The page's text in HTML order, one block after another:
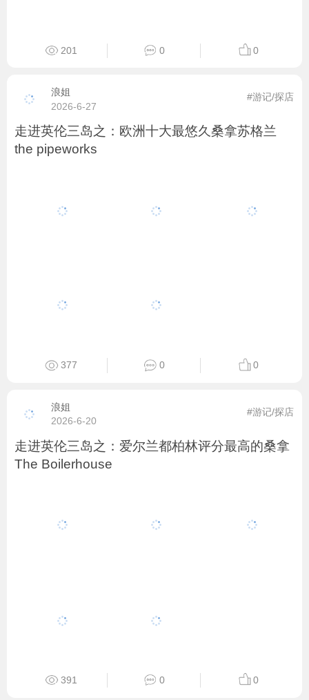
201 0 0
浪姐
2026-6-27
#游记/探店
走进英伦三岛之：欧洲十大最悠久桑拿苏格兰
the pipeworks
377 0 0
浪姐
2026-6-20
#游记/探店
走进英伦三岛之：爱尔兰都柏林评分最高的桑拿
The Boilerhouse
391 0 0